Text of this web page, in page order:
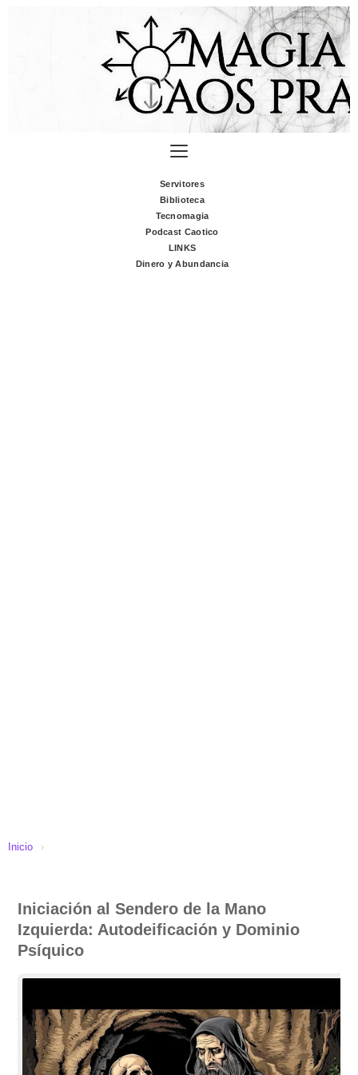
Servitores
Biblioteca
Tecnomagia
Podcast Caotico
LINKS
Dinero y Abundancia
Inicio ›
Iniciación al Sendero de la Mano
Izquierda: Autodeificación y Dominio
Psíquico